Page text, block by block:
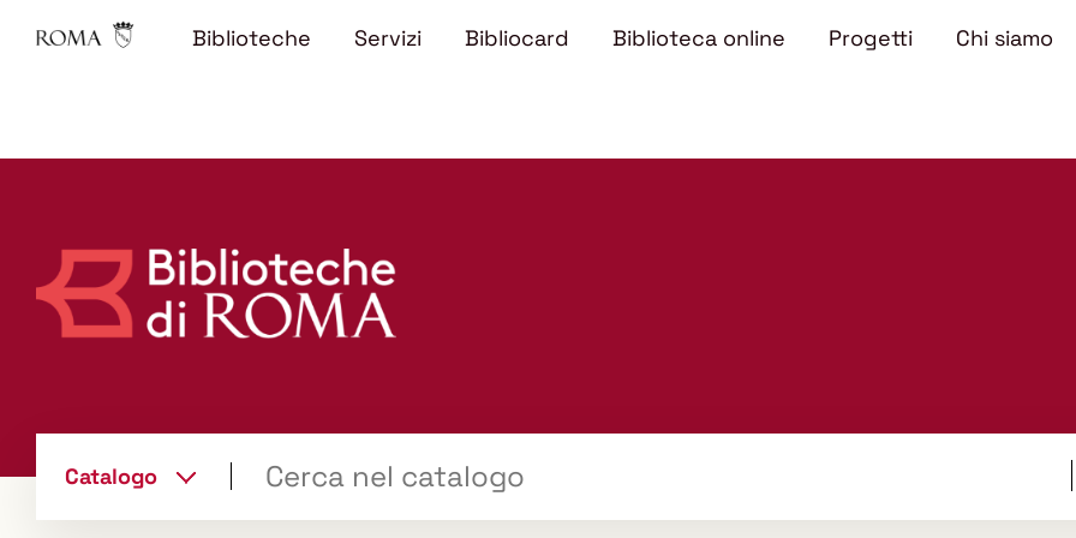
Biblioteche Servizi Bibliocard Biblioteca online Progetti Chi siamo
Catalogocambia
il tuo libro "Catalogo"
la